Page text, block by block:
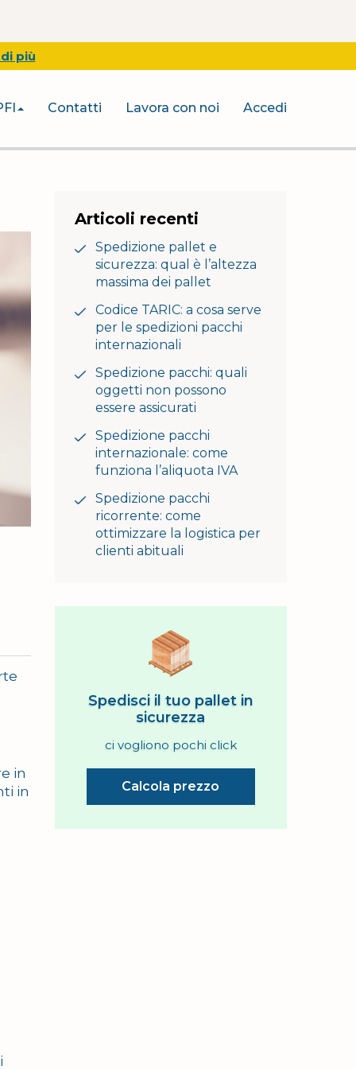
più
Contatti Lavora con noi Accedi
in
in
Articoli recenti
Spedizione pallet e
sicurezza: qual è l’altezza
massima dei pallet
Codice TARIC: a cosa serve
per le spedizioni pacchi
internazionali
Spedizione pacchi: quali
oggetti non possono
essere assicurati
Spedizione pacchi
internazionale: come
funziona l’aliquota IVA
Spedizione pacchi
ricorrente: come
ottimizzare la logistica per
clienti abituali
Spedisci il tuo pallet in
sicurezza
ci vogliono pochi click
Calcola prezzo